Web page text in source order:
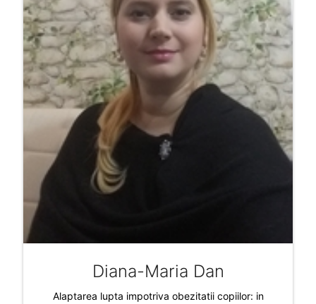
Diana-Maria Dan
Alaptarea lupta impotriva obezitatii copiilor: in